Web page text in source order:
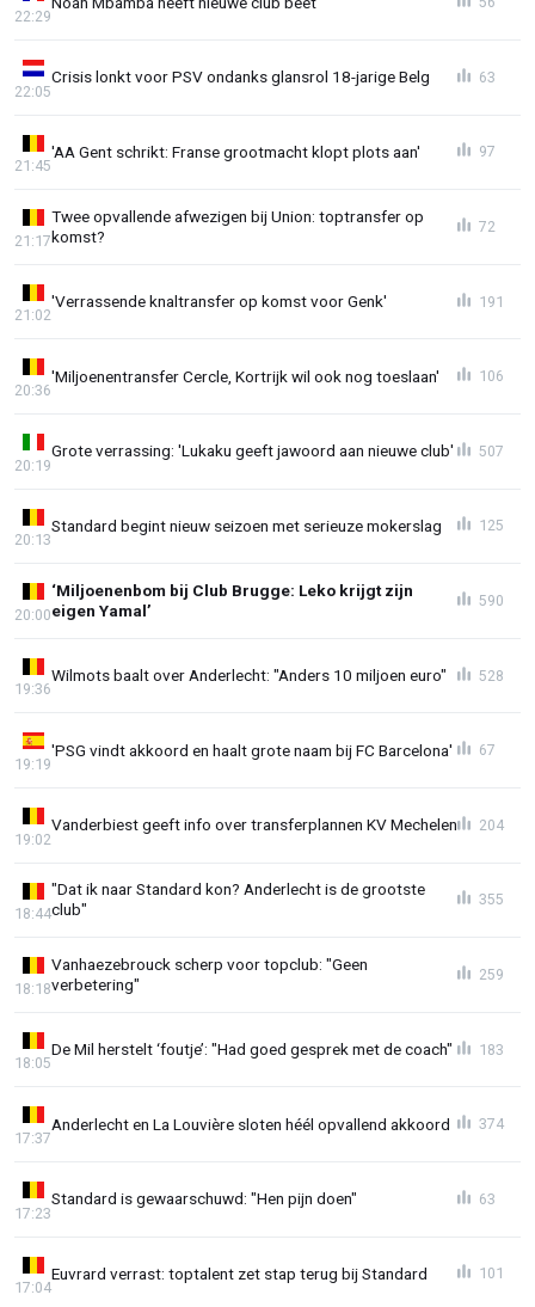
22:29
Crisis lonkt voor PSV ondanks glansrol 18-jarige Belg
22:05
63
'AA Gent schrikt: Franse grootmacht klopt plots aan'
21:45
97
Twee opvallende afwezigen bij Union: toptransfer op
komst?
21:17
72
'Verrassende knaltransfer op komst voor Genk'
21:02
191
'Miljoenentransfer Cercle, Kortrijk wil ook nog toeslaan'
20:36
106
Grote verrassing: 'Lukaku geeft jawoord aan nieuwe club'
20:19
507
Standard begint nieuw seizoen met serieuze mokerslag
20:13
125
‘Miljoenenbom bij Club Brugge: Leko krijgt zijn
eigen Yamal’
20:00
590
Wilmots baalt over Anderlecht: "Anders 10 miljoen euro"
19:36
528
'PSG vindt akkoord en haalt grote naam bij FC Barcelona'
19:19
67
Vanderbiest geeft info over transferplannen KV Mechelen
19:02
204
"Dat ik naar Standard kon? Anderlecht is de grootste
club"
18:44
355
Vanhaezebrouck scherp voor topclub: "Geen
verbetering"
18:18
259
De Mil herstelt ‘foutje’: "Had goed gesprek met de coach"
18:05
183
Anderlecht en La Louvière sloten héél opvallend akkoord
17:37
374
Standard is gewaarschuwd: "Hen pijn doen"
17:23
63
Euvrard verrast: toptalent zet stap terug bij Standard
17:04
101